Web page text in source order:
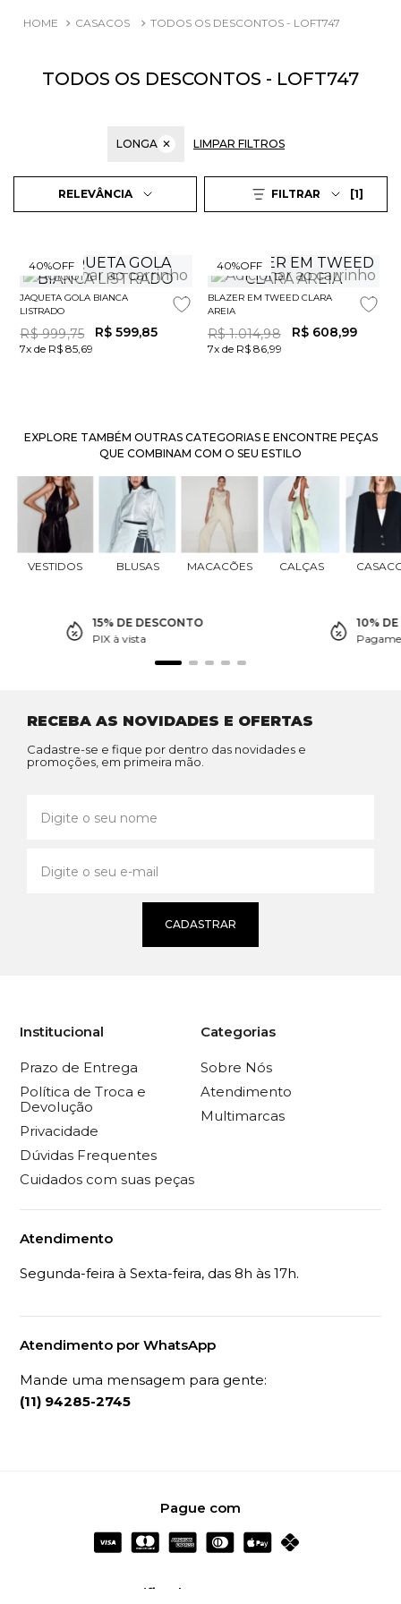
CASACOS TODOS OS DESCONTOS - LOFT747
TODOS OS DESCONTOS - LOFT747
LONGA ✕ LIMPAR FILTROS
RELEVÂNCIA FILTRAR 1
40%OFF
JAQUETA GOLA BIANCA
LISTRADO
R$ 999,75 R$ 599,85
7x de R$ 85,69
40%OFF
BLAZER EM TWEED CLARA
AREIA
R$ 1.014,98 R$ 608,99
7x de R$ 86,99
EXPLORE TAMBÉM OUTRAS CATEGORIAS E ENCONTRE PEÇAS
QUE COMBINAM COM O SEU ESTILO
VESTIDOS BLUSAS MACACÕES CALÇAS
15% DE DESCONTO
PIX à vista
10%
RECEBA AS NOVIDADES E OFERTAS
Cadastre-se e fique por dentro das novidades e
promoções, em primeira mão.
CADASTRAR
Institucional
Prazo de Entrega
Política de Troca e
Devolução
Privacidade
Dúvidas Frequentes
Cuidados com suas peças
Categorias
Sobre Nós
Atendimento
Multimarcas
Atendimento
Segunda-feira à Sexta-feira, das 8h às 17h.
Atendimento por WhatsApp
Mande uma mensagem para gente:
(11) 94285-2745
Pague com
Certificados e Segurança